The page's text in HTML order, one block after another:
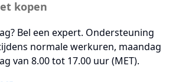
kopen
Bel een expert. Ondersteuning
normale werkuren, maandag
van 8.00 tot 17.00 uur (MET).